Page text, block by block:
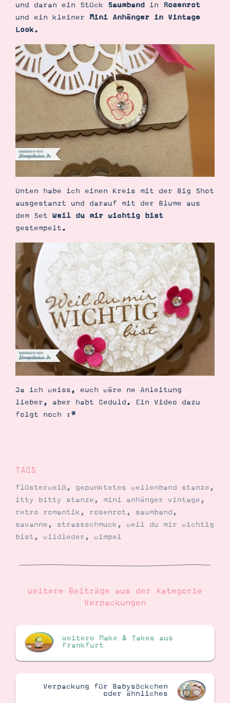
Suche Impressum Datenschutz
und daran ein Stück Saumband in
Rosenrot
und ein kleiner Mini Anhänger in Vintage
Look.
Unten habe ich einen Kreis mit der Big Shot
ausgestanzt und darauf mit der Blume aus
dem Set Weil du mir wichtig bist
gestempelt.
Ja ich weiss, euch wäre ne Anleitung
lieber, aber habt Geduld. Ein Video dazu
folgt noch :*
TAGS
flüsterweiß, gepunktetes wellenband stanze,
itty bitty stanze, mini anhänger vintage,
retro romantik, rosenrot, saumband,
savanne, strassschmuck, weil du mir wichtig
bist, wildleder, wimpel
Weitere Beiträge aus der Kategorie
Verpackungen
Weitere Make & Takes aus
Frankfurt
Verpackung für Babysöckchen
oder ähnliches